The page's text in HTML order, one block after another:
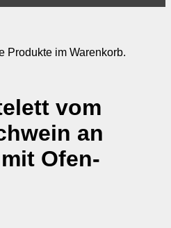
Produkte im Warenkorb.
vom
an
Ofen-